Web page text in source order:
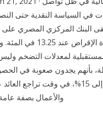
في السياسة النقدية حتى
البنك المركزي المصري على
دون تغيير ، لتستقر عند 12.25
لمعدلات التضخم
بأنهم يجدون صعوبة في
رفع أسعار الفائدة، والتي وصلت في بعض البنوك إلى
والأعمال بصفة